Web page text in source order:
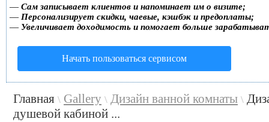
— Сам записывает клиентов и напоминает им о визите;
— Персонализирует скидки, чаевые, кэшбэк и предоплаты;
— Увеличивает доходимость и помогает больше
Начать пользоваться сервисом
Главная \ Gallery \ Дизайн ванной комнаты \
душевой кабиной ...